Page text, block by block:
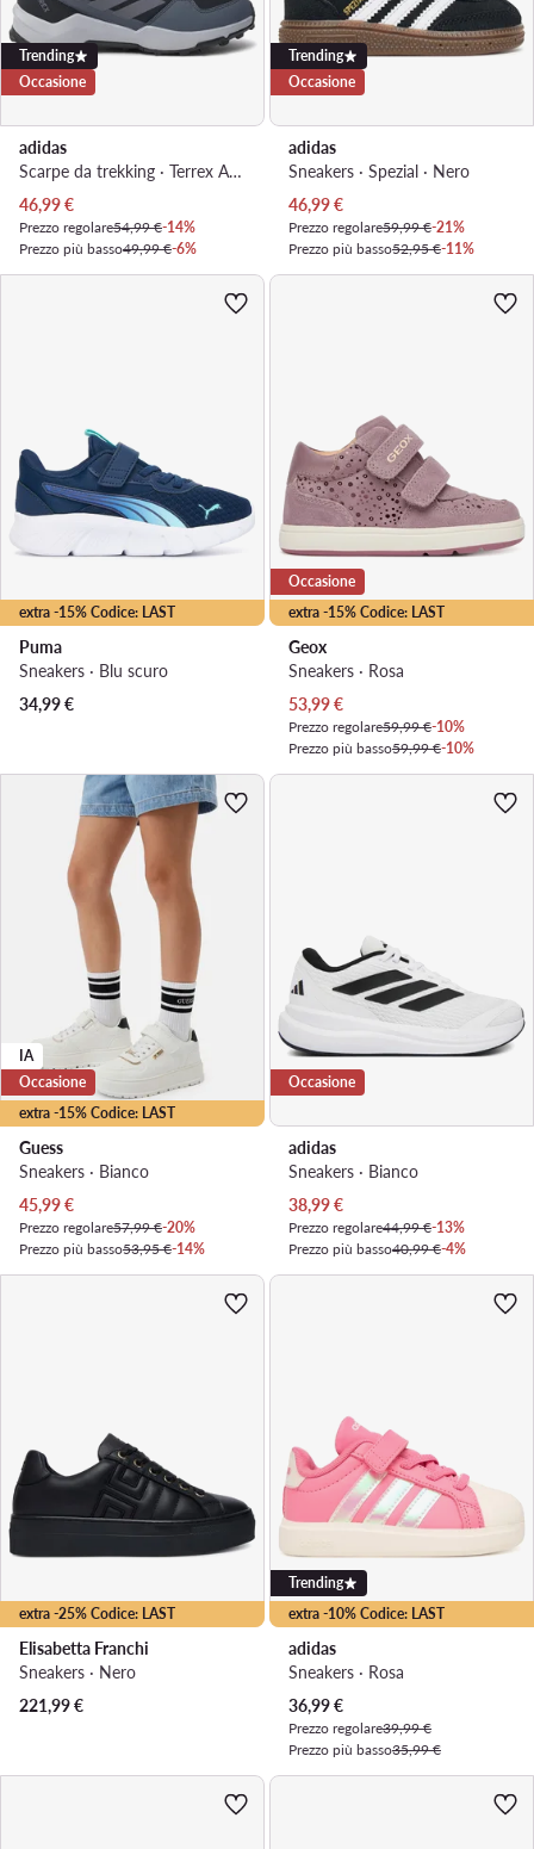
Trending
Occasione
adidas
Scarpe da trekking · Terrex Ax4r IF6525 · Nero
Prezzo attuale
46,99€
Prezzo regolare54,99 €-14%
Prezzo più basso49,99 €-6%
Trending
Occasione
adidas
Sneakers · Spezial · Nero
Prezzo attuale
46,99€
Prezzo regolare59,99 €-21%
Prezzo più basso52,95 €-11%
extra -15% Codice: LAST
Puma
Sneakers · Blu scuro
34,99€
extra -15% Codice: LAST
Occasione
Geox
Sneakers · Rosa
Prezzo attuale
53,99€
Prezzo regolare59,99 €-10%
Prezzo più basso59,99 €-10%
extra -15% Codice: LAST
IA
Occasione
Guess
Sneakers · Bianco
Prezzo attuale
45,99€
Prezzo regolare57,99 €-20%
Prezzo più basso53,95 €-14%
Occasione
adidas
Sneakers · Bianco
Prezzo attuale
38,99€
Prezzo regolare44,99 €-13%
Prezzo più basso40,99 €-4%
extra -25% Codice: LAST
Elisabetta Franchi
Sneakers · Nero
221,99€
extra -10% Codice: LAST
Trending
adidas
Sneakers · Rosa
Prezzo attuale
36,99€
Prezzo regolare39,99 €
Prezzo più basso35,99 €